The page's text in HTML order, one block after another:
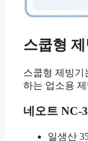
스쿱형
스쿱형 제빙기
하는 업소용
네오트 NC-
일생산